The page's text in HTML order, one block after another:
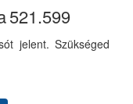
521.599
jelent. Szükséged